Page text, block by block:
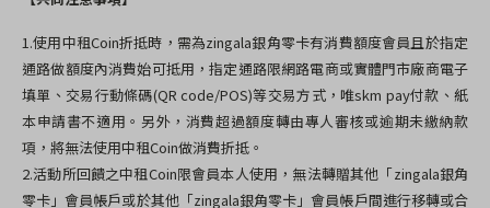
1.使用中租Coin折抵時，需為zingala銀角零卡有消費額度會員且於指定
通路做額度內消費始可抵用，指定通路限網路電商或實體門市廠商電子
填單、交易行動條碼(QR code/POS)等交易方式，唯skm pay付款、紙
本申請書不適用。另外，消費超過額度轉由專人審核或逾期未繳納款
項，將無法使用中租Coin做消費折抵。
2.活動所回饋之中租Coin限會員本人使用，無法轉贈其他「zingala銀角
零卡」會員帳戶或於其他「zingala銀角零卡」會員帳戶間進行移轉或合